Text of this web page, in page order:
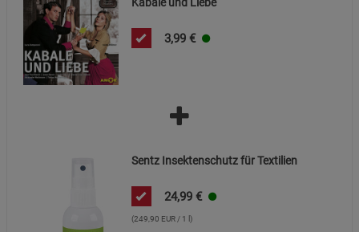
3,99 €
Sentz Insektenschutz für Textilien
24,99 €
(249,90 EUR / 1 l)